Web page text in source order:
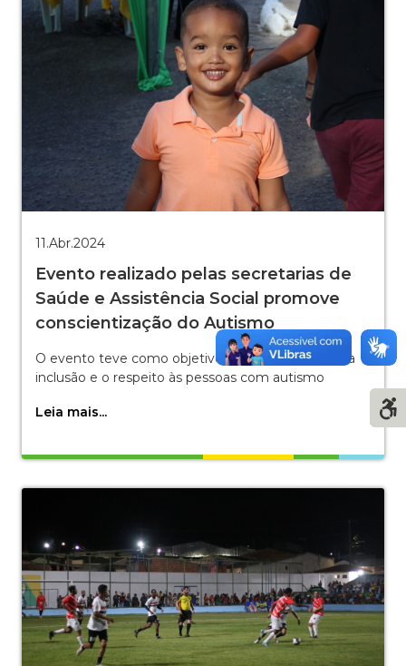
11.Abr.2024
Evento realizado pelas secretarias de
Saúde e Assistência Social promove
conscientização do Autismo
O evento teve como objetivo principal promover a
inclusão e o respeito às pessoas com autismo
Leia mais...